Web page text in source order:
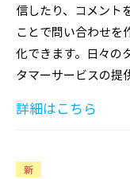
信したり、コメント
ことで問い合わせを
化できます。日々の
タマーサービスの提
詳細はこちら
新